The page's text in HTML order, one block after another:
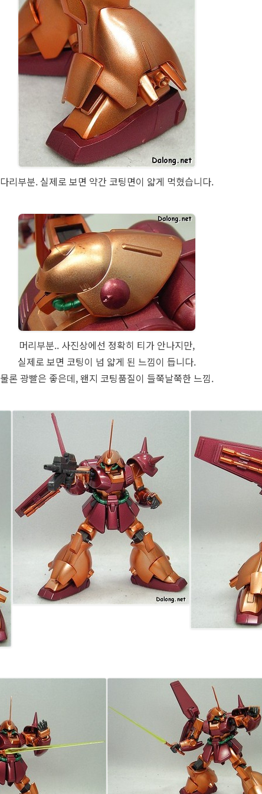
다리부분. 실제로 보면 약간 코팅면이 얇게 먹혔습니다.
머리부분.. 사진상에선 정확히 티가 안나지만,
실제로 보면 코팅이 넘 얇게 된 느낌이 듭니다.
물론 광빨은 좋은데, 왠지 코팅품질이 들쭉날쭉한 느낌.